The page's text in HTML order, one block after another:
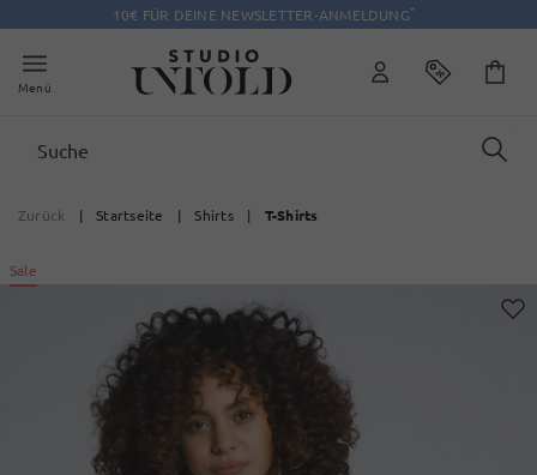
10€ FÜR DEINE NEWSLETTER-ANMELDUNG*
Menü
Zurück | Startseite | Shirts | T-Shirts
Sale